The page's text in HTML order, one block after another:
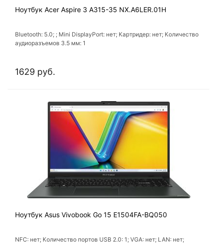
Ноутбук Acer Aspire 3 A315-35 NX.A6LER.01H
Bluetooth: 5.0; ; Mini DisplayPort: нет; Картридер: нет; Количество
аудиоразъемов 3.5 мм: 1
1629 руб.
Ноутбук Asus Vivobook Go 15 E1504FA-BQ050
NFC: нет; Количество портов USB 2.0: 1; VGA: нет; LAN: нет;